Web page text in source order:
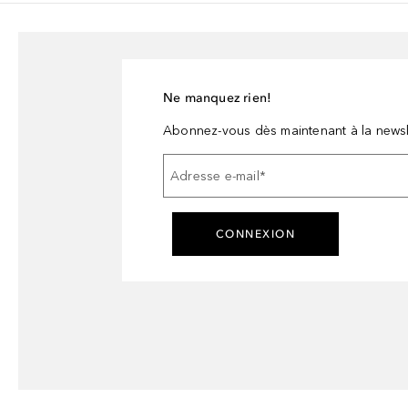
Ne manquez rien!
Abonnez-vous dès maintenant à la
Adresse e-mail *
CONNEXION